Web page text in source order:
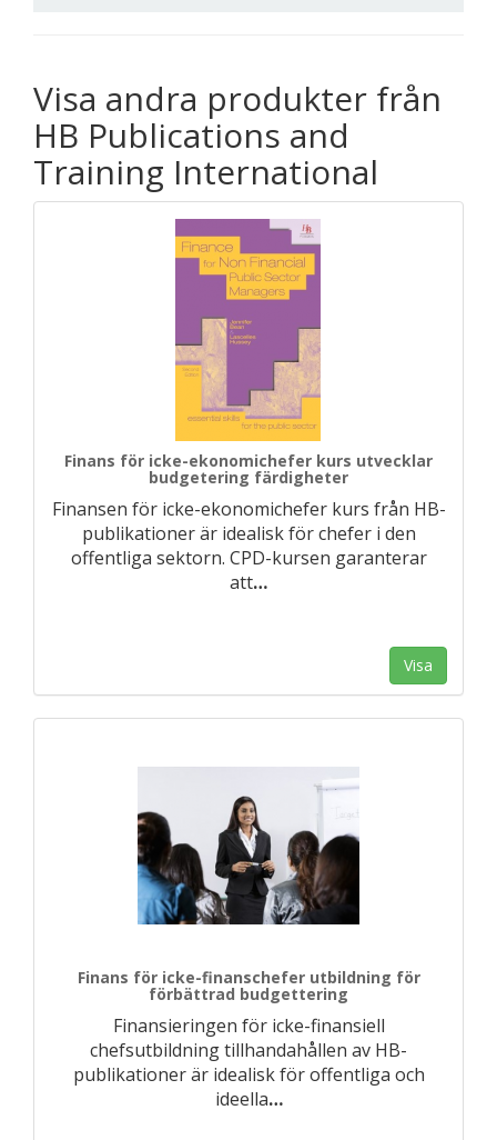
Visa andra produkter från
HB Publications and
Training International
Finans för icke-ekonomichefer kurs utvecklar
budgetering färdigheter
Finansen för icke-ekonomichefer kurs från HB-
publikationer är idealisk för chefer i den
offentliga sektorn. CPD-kursen garanterar
att…
Visa
Finans för icke-finanschefer utbildning för
förbättrad budgettering
Finansieringen för icke-finansiell
chefsutbildning tillhandahållen av HB-
publikationer är idealisk för offentliga och
ideella…